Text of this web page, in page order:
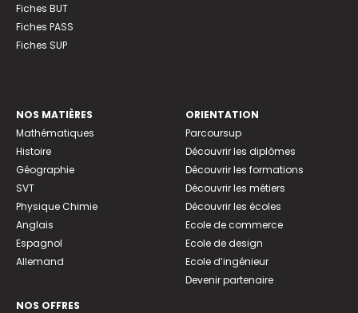
Fiches BUT
Fiches PASS
Fiches SUP
NOS MATIÈRES
Mathématiques
Histoire
Géographie
SVT
Physique Chimie
Anglais
Espagnol
Allemand
NOS OFFRES
ORIENTATION
Parcoursup
Découvrir les diplômes
Découvrir les formations
Découvrir les métiers
Découvrir les écoles
Ecole de commerce
Ecole de design
Ecole d’ingénieur
Devenir partenaire